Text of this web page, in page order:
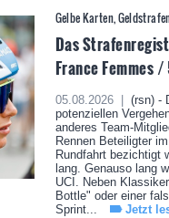
Gelbe Karten,
Das
France Femmes
05.08.2026 |
(rsn) -
potenziellen
anderes Team-
Rennen Beteiligter
Rundfahrt bezichtigt
lang. Genauso lang
UCI. Neben
Bottle" oder einer
Sprint...
Jetzt